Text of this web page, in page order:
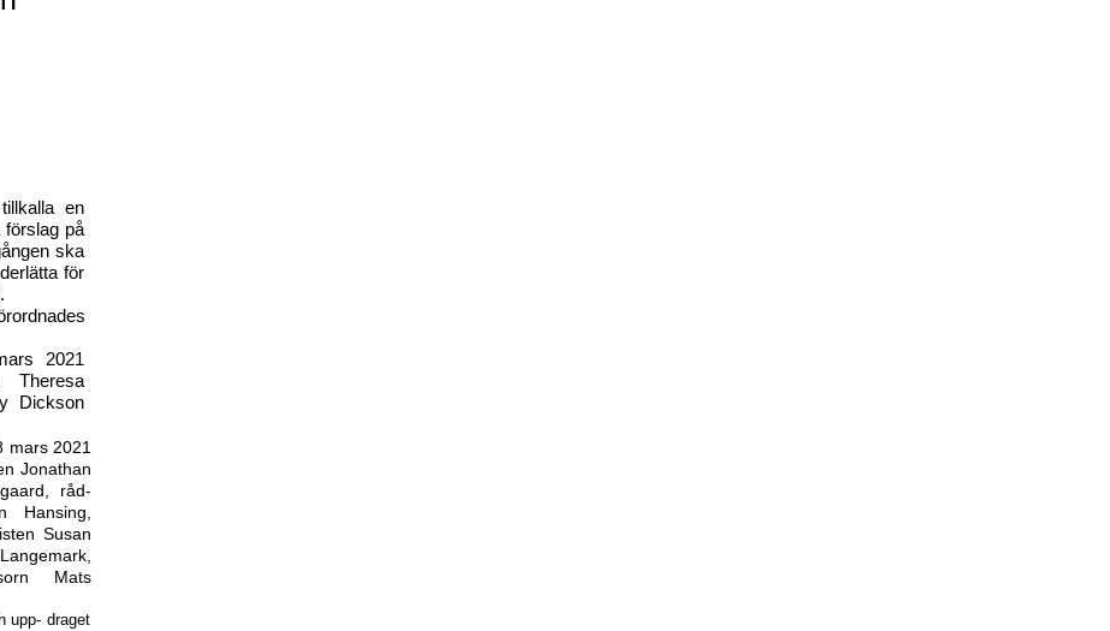
en
på
ska
för
2021
Theresa
Dickson
mars 2021
Jonathan
råd-
Hansing,
Susan
Mats
upp- draget